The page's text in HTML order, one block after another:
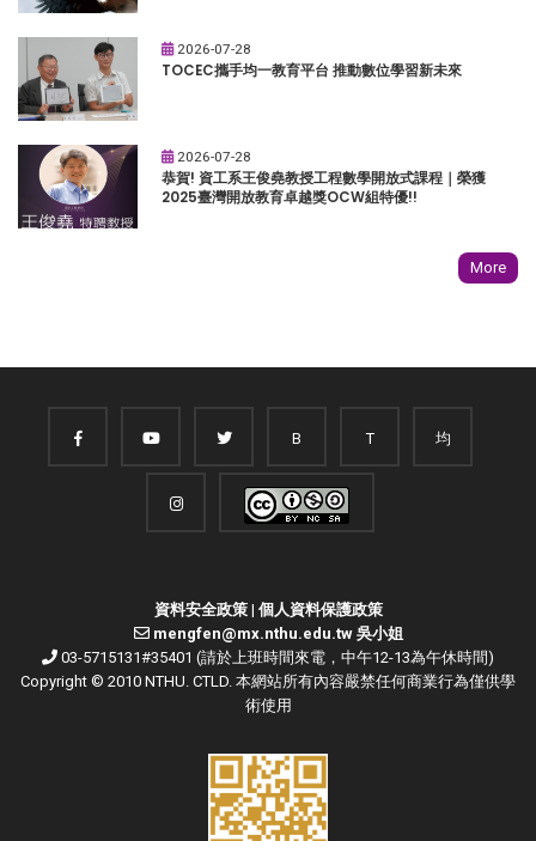
2026-07-28
TOCEC攜手均一教育平台 推動數位學習新未來
2026-07-28
恭賀! 資工系王俊堯教授工程數學開放式課程｜榮獲
2025臺灣開放教育卓越獎OCW組特優!!
More
B T 均
資料安全政策| 個人資料保護政策
mengfen@mx.nthu.edu.tw 吳小姐
03-5715131#35401 (請於上班時間來電，中午12-13為午休時間)
Copyright © 2010 NTHU. CTLD. 本網站所有內容嚴禁任何商業行為僅供學
術使用